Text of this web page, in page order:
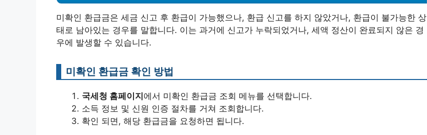
미확인 환급금은 세금 신고 후 환급이 가능했으나, 환급 신고를 하지 않았거나, 환급이 불가능한 상
태로 남아있는 경우를 말합니다. 이는 과거에 신고가 누락되었거나, 세액 정산이 완료되지 않은 경
우에 발생할 수 있습니다.
미확인 환급금 확인 방법
국세청 홈페이지에서 미확인 환급금 조회 메뉴를 선택합니다.
소득 정보 및 신원 인증 절차를 거쳐 조회합니다.
확인 되면, 해당 환급금을 요청하면 됩니다.